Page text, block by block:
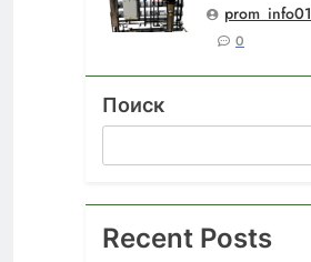
prom_info01_
0
Поиск
Recent Posts